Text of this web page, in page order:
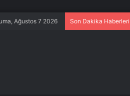
Ağustos 7 2026 Son Dakika Haberleri